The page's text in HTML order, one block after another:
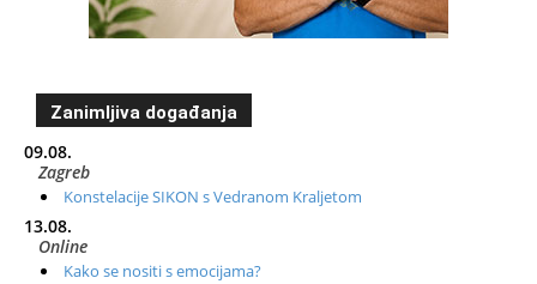
Zanimljiva događanja
09.08.
Zagreb
Konstelacije SIKON s Vedranom Kraljetom
13.08.
Online
Kako se nositi s emocijama?